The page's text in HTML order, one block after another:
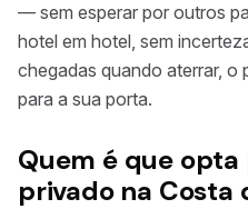
— sem esperar por outros
hotel em hotel, sem
chegadas quando aterrar, o
para a sua porta.
Quem é que
privado na Costa